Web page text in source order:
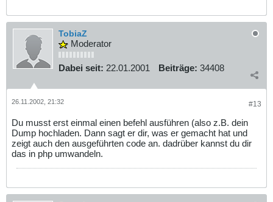
TobiaZ
Moderator
Dabei seit: 22.01.2001 Beiträge: 34408
#13
26.11.2002, 21:32
Du musst erst einmal einen befehl ausführen (also z.B. dein
Dump hochladen. Dann sagt er dir, was er gemacht hat und
zeigt auch den ausgeführten code an. dadrüber kannst du dir
das in php umwandeln.